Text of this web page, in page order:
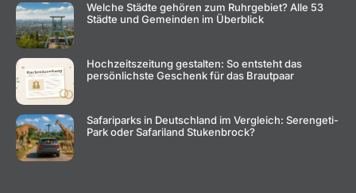
Welche Städte gehören zum Ruhrgebiet? Alle 53
Städte und Gemeinden im Überblick
Hochzeitszeitung gestalten: So entsteht das
persönlichste Geschenk für das Brautpaar
Safariparks in Deutschland im Vergleich: Serengeti-
Park oder Safariland Stukenbrock?